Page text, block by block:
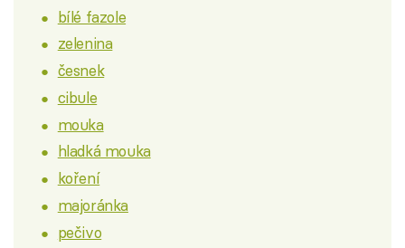
bílé fazole
zelenina
česnek
cibule
mouka
hladká mouka
koření
majoránka
pečivo